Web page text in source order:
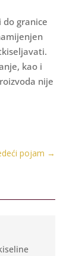
granice
kao i
nije
pojam →